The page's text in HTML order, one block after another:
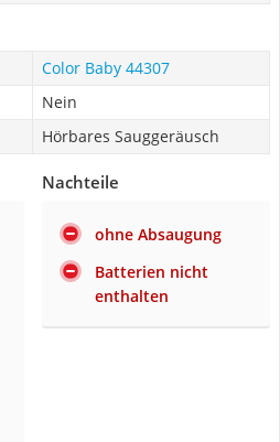
Color Baby 44307
Nein
Hörbares Sauggeräusch
Nachteile
ohne Absaugung
Batterien nicht
enthalten